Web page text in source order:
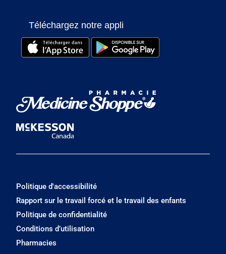
Téléchargez notre appli
Politique d'accessibilité
Rapport sur le travail forcé et le travail des enfants
Politique de confidentialité
Conditions d’utilisation
Pharmacies